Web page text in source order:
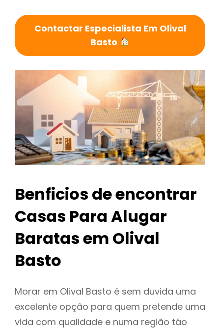
Contactar Especialista Em Olival
Basto
Benficios de encontrar
Casas Para Alugar
Baratas em Olival
Basto
Morar em Olival Basto é sem duvida uma
excelente opção para quem pretende uma
vida com qualidade e numa região táo